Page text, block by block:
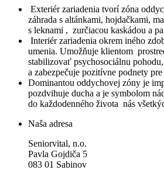
Exteriér zariadenia tvorí zóna
záhrada s altánkami, hojdačkami,
s leknami , zurčiacou kaskádou a
Interiér zariadenia okrem iného
umenia. Umožňuje klientom
stabilizovať psychosociálnu
a zabezpečuje pozitívne podnety
Dominantou oddychovej zóny je
pozdvihuje ducha a je symbolom
do každodenného života nás
Naša adresa
Seniorvital, n.o.
Pavla Gojdiča 5
083 01 Sabinov